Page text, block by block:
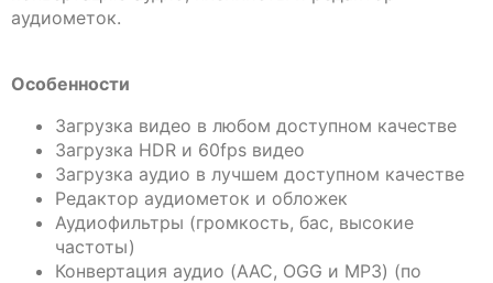
аудиометок.
Особенности
Загрузка видео в любом доступном качестве
Загрузка HDR и 60fps видео
Загрузка аудио в лучшем доступном качестве
Редактор аудиометок и обложек
Аудиофильтры (громкость, бас, высокие
частоты)
Конвертация аудио (AAC, OGG и MP3) (по